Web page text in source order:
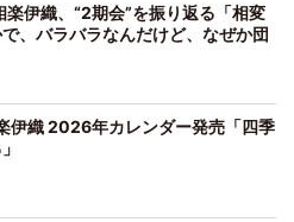
伊織、“2期会”を振り返る「相変
、バラバラなんだけど、なぜか団
伊織 2026年カレンダー発売「四季